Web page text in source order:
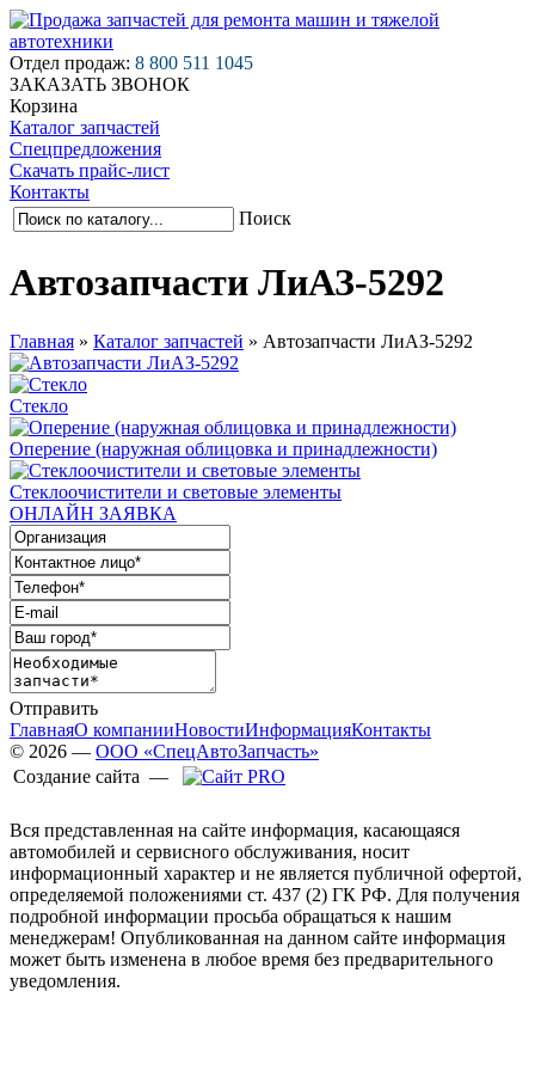
Отдел продаж: 8 800 511 1045
ЗАКАЗАТЬ ЗВОНОК
Корзина
Каталог запчастей
Спецпредложения
Скачать прайс-лист
Контакты
Поиск
Автозапчасти ЛиАЗ-5292
Главная » Каталог запчастей » Автозапчасти ЛиАЗ-5292
Стекло
Оперение (наружная облицовка и принадлежности)
Стеклоочистители и световые элементы
ОНЛАЙН ЗАЯВКА
Отправить
ГлавнаяО компанииНовостиИнформацияКонтакты
© 2026 — ООО «СпецАвтоЗапчасть»
Создание сайта —
Вся представленная на сайте информация, касающаяся
автомобилей и сервисного обслуживания, носит
информационный характер и не является публичной офертой,
определяемой положениями ст. 437 (2) ГК РФ. Для получения
подробной информации просьба обращаться к нашим
менеджерам! Опубликованная на данном сайте информация
может быть изменена в любое время без предварительного
уведомления.